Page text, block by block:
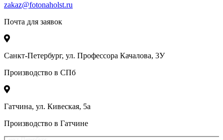
zakaz@fotonaholst.ru
Почта для заявок
Санкт-Петербург, ул. Профессора Качалова, 3У
Производство в СПб
Гатчина, ул. Кивеская, 5а
Производство в Гатчине